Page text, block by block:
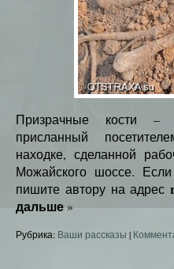
Призрачные кости –
присланный
находке, сделанной
Можайского шоссе.
пишите автору на адрес
дальше»
Рубрика: Ваши рассказы |